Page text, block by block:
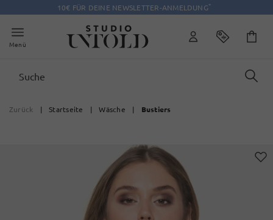
10€ FÜR DEINE NEWSLETTER-ANMELDUNG*
Menü
Zurück | Startseite | Wäsche | Bustiers